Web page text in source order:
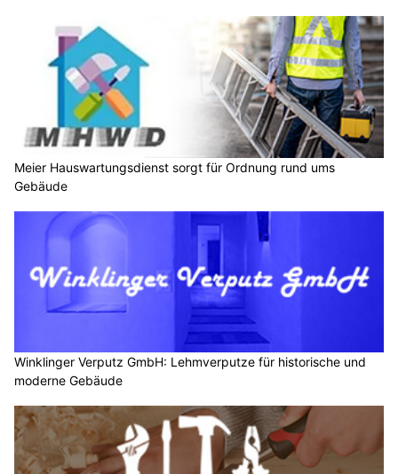
Meier Hauswartungsdienst sorgt für Ordnung rund ums
Gebäude
Winklinger Verputz GmbH: Lehmverputze für historische und
moderne Gebäude